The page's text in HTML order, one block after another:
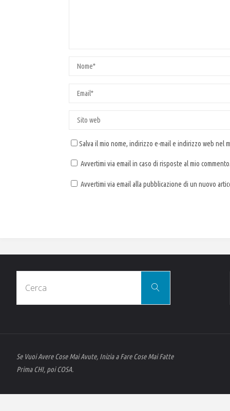
Salva il mio nome, indirizzo e-mail e indirizzo web nel
Avvertimi via email in caso di risposte al mio commento.
Avvertimi via email alla pubblicazione di un nuovo
Cerca
Se Vuoi Avere Cose Mai Avute, Inizia a Fare Cose Mai Fatte
Prima CHI, poi COSA.